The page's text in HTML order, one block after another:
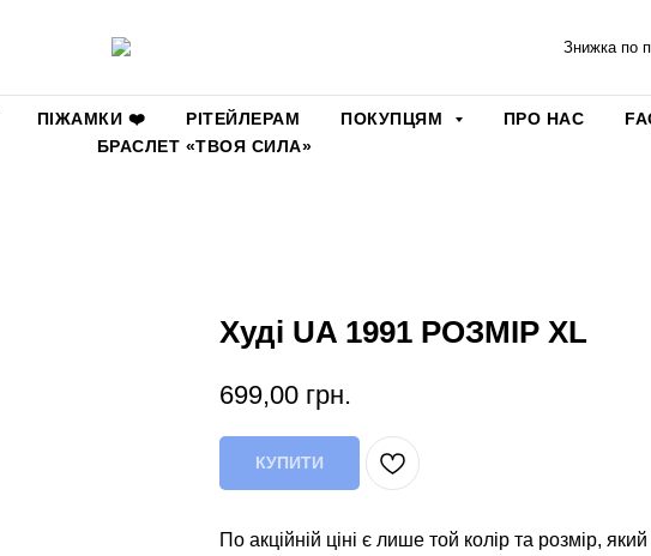
Знижка по
ПІЖАМКИ ❤️ РІТЕЙЛЕРАМ ПОКУПЦЯМ ПРО НАС
БРАСЛЕТ «ТВОЯ СИЛА»
Худі UA 1991 РОЗМІР ХL
699,00 грн.
КУПИТИ
По акційній ціні є лише той колір та розмір,